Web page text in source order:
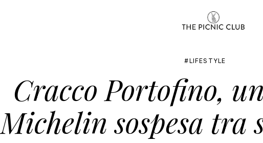
LIFESTYLE
Cracco Portofino,
Michelin sospesa tra